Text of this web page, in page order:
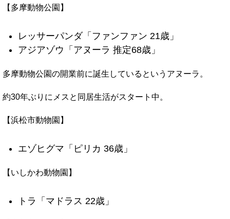
【多摩動物公園】
レッサーパンダ「ファンファン 21歳」
アジアゾウ「アヌーラ 推定68歳」
多摩動物公園の開業前に誕生しているというアヌーラ。
約30年ぶりにメスと同居生活がスタート中。
【浜松市動物園】
エゾヒグマ「ピリカ 36歳」
【いしかわ動物園】
トラ「マドラス 22歳」